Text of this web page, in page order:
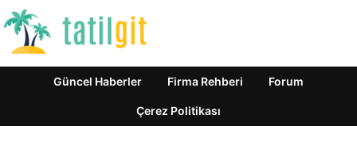
Güncel Haberler Firma Rehberi Forum
Çerez Politikası